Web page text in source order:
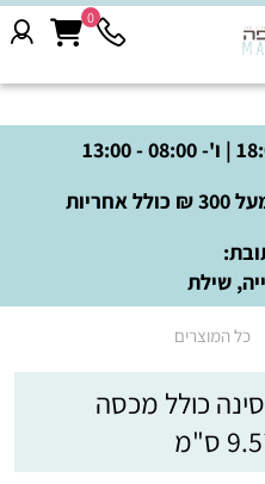
שילת
0
כל המוצרים
כולל מכסה